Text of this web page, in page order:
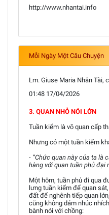
http://www.nhantai.info
Mỗi Ngày Một Câu Chuyện
Lm. Giuse Maria Nhân Tài,
01:48 17/04/2026
3. QUAN NHỎ NÓI LỚN
Tuần kiểm là võ quan cấp
Nhưng có một tuần kiểm
- “Chức quan này của ta là
hàng với quan tuần phủ đại
Một hôm, tuần phủ đi qua
lưng tuần kiểm để quan
đất để nghênh tiếp quan
cũng không dám nhúc
bành nói với chồng: